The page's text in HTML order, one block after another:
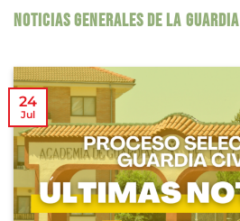
NOTICIAS GENERALES DE LA
24
Jul